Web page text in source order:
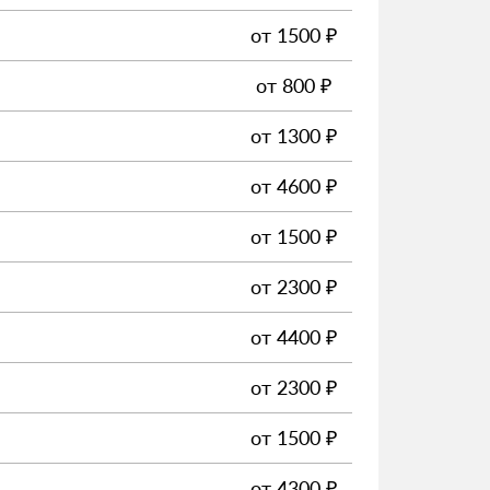
от 1500 ₽
от 800 ₽
от 1300 ₽
от 4600 ₽
от 1500 ₽
от 2300 ₽
от 4400 ₽
от 2300 ₽
от 1500 ₽